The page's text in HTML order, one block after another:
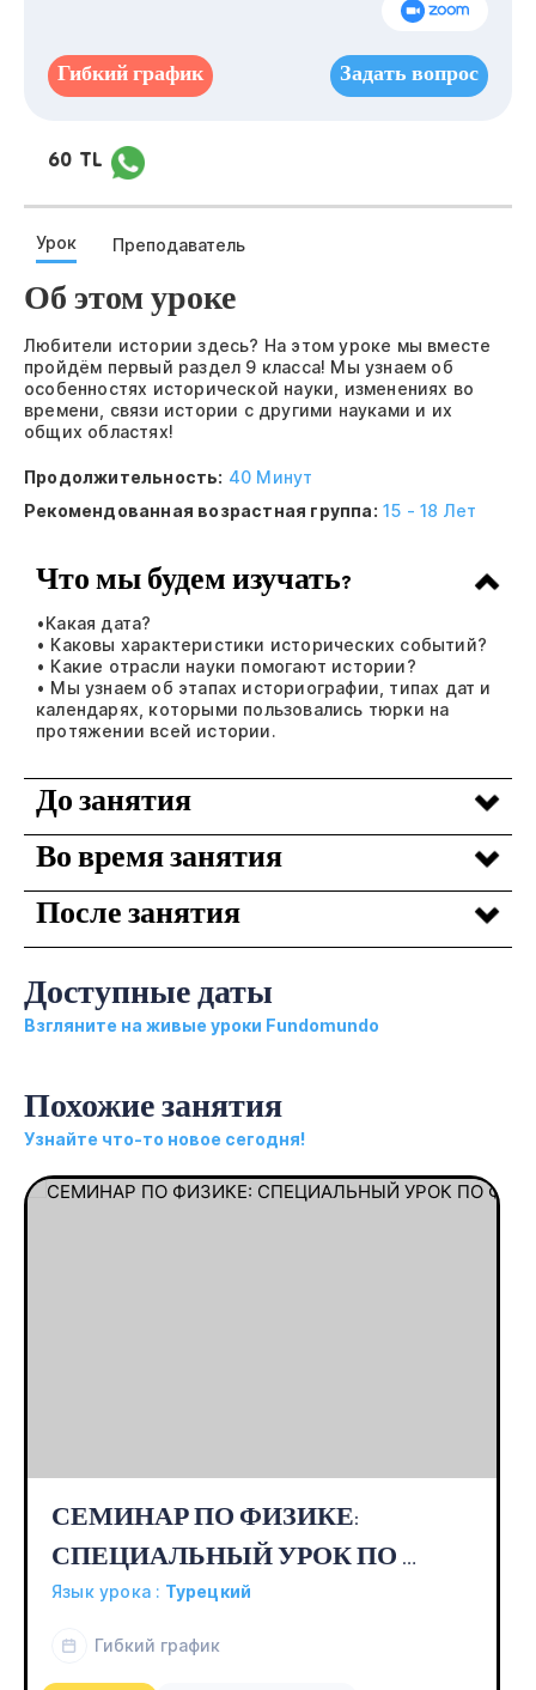
Гибкий график Задать вопрос
60 TL
Урок Преподаватель
Об этом уроке
Любители истории здесь? На этом уроке мы вместе
пройдём первый раздел 9 класса! Мы узнаем об
особенностях исторической науки, изменениях во
времени, связи истории с другими науками и их
общих областях!
Продолжительность: 40 Минут
Рекомендованная возрастная группа: 15 - 18 Лет
Что мы будем изучать?
•Какая дата?
• Каковы характеристики исторических событий?
• Какие отрасли науки помогают истории?
• Мы узнаем об этапах историографии, типах дат и
календарях, которыми пользовались тюрки на
протяжении всей истории.
До занятия
Во время занятия
После занятия
Доступные даты
Взгляните на живые уроки Fundomundo
Похожие занятия
Узнайте что-то новое сегодня!
СЕМИНАР ПО ФИЗИКЕ:
СПЕЦИАЛЬНЫЙ УРОК ПО
ФИЗИКЕ 9-10-11
Язык урока : Турецкий
Гибкий график